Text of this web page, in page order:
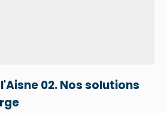
l'Aisne 02. Nos solutions